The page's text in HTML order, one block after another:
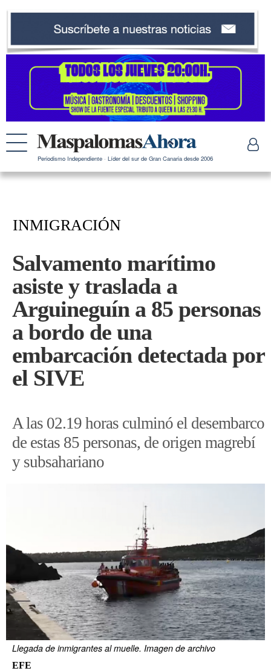
Periodismo Independiente · Líder del sur de Gran Canaria desde 2006
INMIGRACIÓN
Salvamento marítimo
asiste y traslada a
Arguineguín a 85 personas
a bordo de una
embarcación detectada por
el SIVE
A las 02.19 horas culminó el desembarco
de estas 85 personas, de origen magrebí
y subsahariano
Llegada de inmigrantes al muelle. Imagen de archivo
EFE